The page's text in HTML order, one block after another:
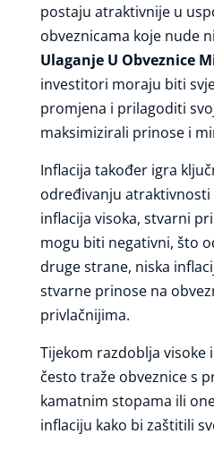
postaju atraktivnije u
obveznicama koje nude
Ulaganje U Obveznice
investitori moraju biti
promjena i prilagoditi
maksimizirali prinose i
Inflacija također igra
određivanju atraktivnosti
inflacija visoka, stvarni
mogu biti negativni, što
druge strane, niska
stvarne prinose na
privlačnijima.
Tijekom razdoblja visoke
često traže obveznice s
kamatnim stopama ili
inflaciju kako bi zaštitili